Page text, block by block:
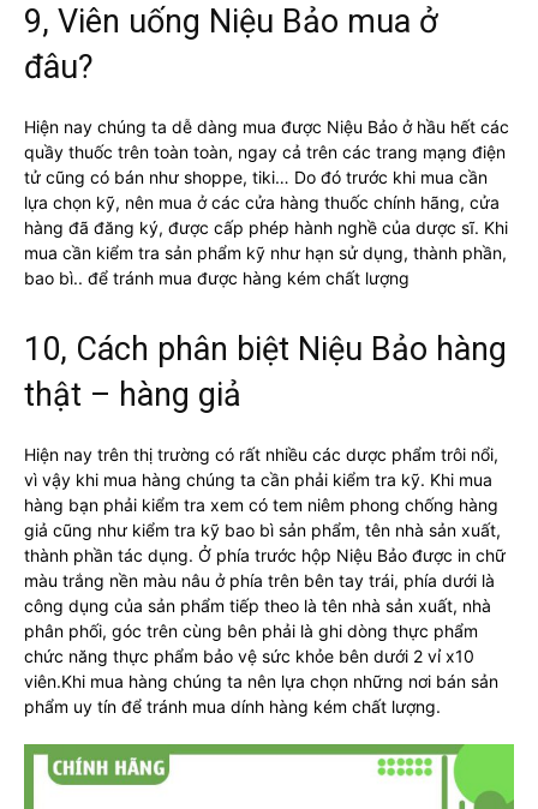
9, Viên uống Niệu Bảo mua ở
đâu?
Hiện nay chúng ta dễ dàng mua được Niệu Bảo ở hầu hết các
quầy thuốc trên toàn toàn, ngay cả trên các trang mạng điện
tử cũng có bán như shoppe, tiki… Do đó trước khi mua cần
lựa chọn kỹ, nên mua ở các cửa hàng thuốc chính hãng, cửa
hàng đã đăng ký, được cấp phép hành nghề của dược sĩ. Khi
mua cần kiểm tra sản phẩm kỹ như hạn sử dụng, thành phần,
bao bì.. để tránh mua được hàng kém chất lượng
10, Cách phân biệt Niệu Bảo hàng
thật – hàng giả
Hiện nay trên thị trường có rất nhiều các dược phẩm trôi nổi,
vì vậy khi mua hàng chúng ta cần phải kiểm tra kỹ. Khi mua
hàng bạn phải kiểm tra xem có tem niêm phong chống hàng
giả cũng như kiểm tra kỹ bao bì sản phẩm, tên nhà sản xuất,
thành phần tác dụng. Ở phía trước hộp Niệu Bảo được in chữ
màu trắng nền màu nâu ở phía trên bên tay trái, phía dưới là
công dụng của sản phẩm tiếp theo là tên nhà sản xuất, nhà
phân phối, góc trên cùng bên phải là ghi dòng thực phẩm
chức năng thực phẩm bảo vệ sức khỏe bên dưới 2 vỉ x10
viên.Khi mua hàng chúng ta nên lựa chọn những nơi bán sản
phẩm uy tín để tránh mua dính hàng kém chất lượng.